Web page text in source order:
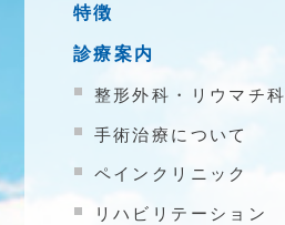
特徴
診療案内
整形外科・リウマチ科
手術治療について
ペインクリニック
リハビリテーション